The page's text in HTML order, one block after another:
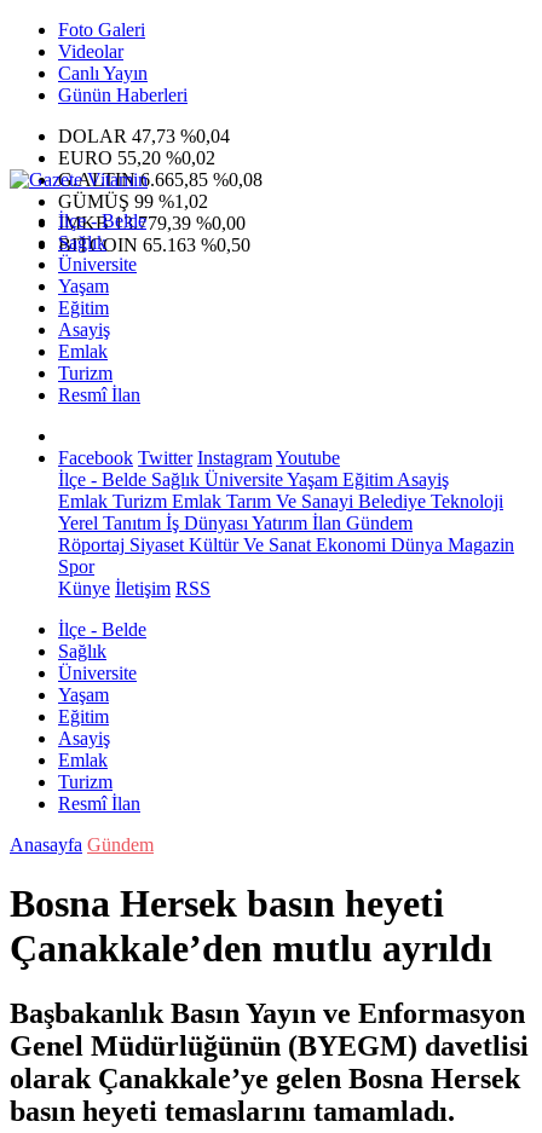
Foto Galeri
Videolar
Canlı Yayın
Günün Haberleri
DOLAR 47,73 %0,04
EURO 55,20 %0,02
G.ALTIN6.665,85 %0,08
GÜMÜŞ 99 %1,02
IMKB13.779,39 %0,00
BITCOIN 65.163 %0,50
İlçe - Belde
Sağlık
Üniversite
Yaşam
Eğitim
Asayiş
Emlak
Turizm
Resmî İlan
Facebook Twitter InstagramYoutube
İlçe - Belde Sağlık ÜniversiteYaşam Eğitim Asayiş
Emlak Turizm Emlak Tarım Ve Sanayi Belediye Teknoloji
Yerel Tanıtım İş Dünyası Yatırım İlan Gündem
Röportaj Siyaset Kültür Ve Sanat Ekonomi Dünya Magazin
Spor
Künye İletişim RSS
İlçe - Belde
Sağlık
Üniversite
Yaşam
Eğitim
Asayiş
Emlak
Turizm
Resmî İlan
Anasayfa Gündem
Bosna Hersek basın heyeti
Çanakkale’den mutlu ayrıldı
Başbakanlık Basın Yayın ve Enformasyon
Genel Müdürlüğünün (BYEGM) davetlisi
olarak Çanakkale’ye gelen Bosna Hersek
basın heyeti temaslarını tamamladı.